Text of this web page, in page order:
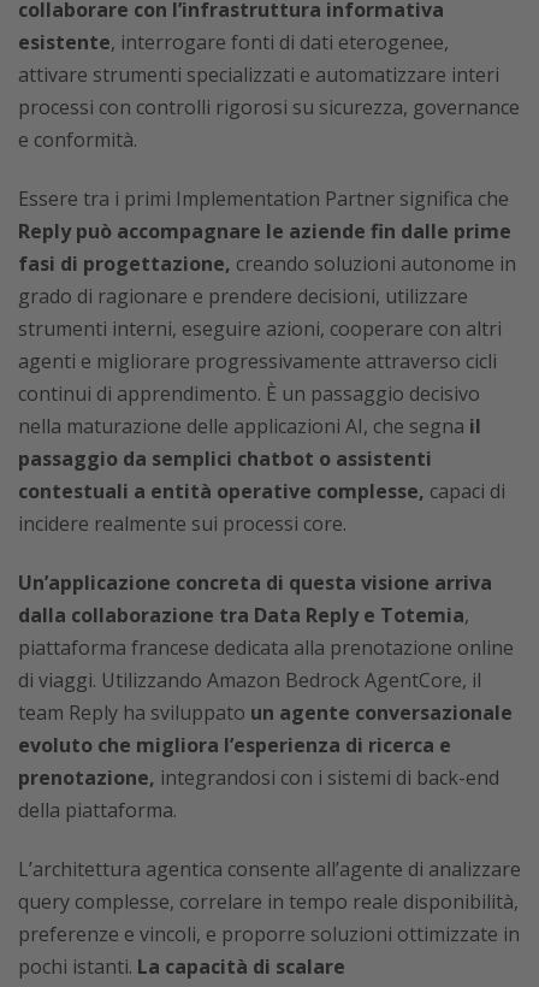
collaborare con l’infrastruttura informativa
esistente, interrogare fonti di dati eterogenee,
attivare strumenti specializzati e automatizzare interi
processi con controlli rigorosi su sicurezza, governance
e conformità.
Essere tra i primi Implementation Partner significa che
Reply può accompagnare le aziende fin dalle prime
fasi di progettazione, creando soluzioni autonome in
grado di ragionare e prendere decisioni, utilizzare
strumenti interni, eseguire azioni, cooperare con altri
agenti e migliorare progressivamente attraverso cicli
continui di apprendimento. È un passaggio decisivo
nella maturazione delle applicazioni AI, che segna il
passaggio da semplici chatbot o assistenti
contestuali a entità operative complesse, capaci di
incidere realmente sui processi core.
Un’applicazione concreta di questa visione arriva
dalla collaborazione tra Data Reply e Totemia,
piattaforma francese dedicata alla prenotazione online
di viaggi. Utilizzando Amazon Bedrock AgentCore, il
team Reply ha sviluppato un agente conversazionale
evoluto che migliora l’esperienza di ricerca e
prenotazione, integrandosi con i sistemi di back-end
della piattaforma.
L’architettura agentica consente all’agente di analizzare
query complesse, correlare in tempo reale disponibilità,
preferenze e vincoli, e proporre soluzioni ottimizzate in
pochi istanti. La capacità di scalare